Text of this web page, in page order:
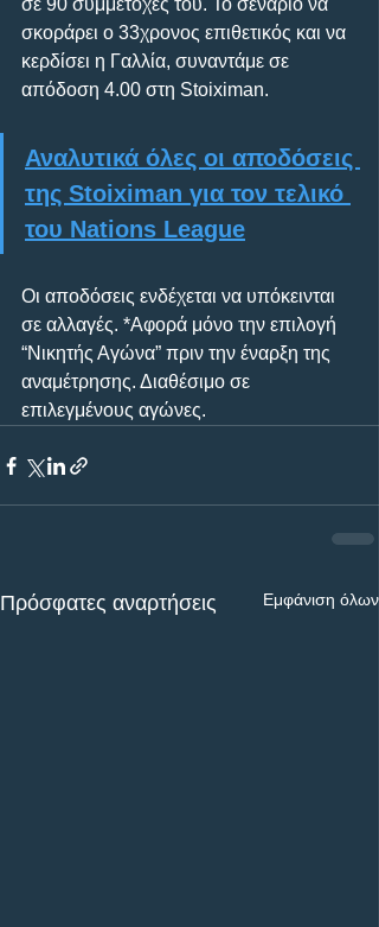
σε 90 συμμετοχές του. Το σενάριο να
σκοράρει ο 33χρονος επιθετικός και να
κερδίσει η Γαλλία, συναντάμε σε
απόδοση 4.00 στη Stoiximan.
Αναλυτικά όλες οι αποδόσεις
της Stoiximan για τον τελικό
του Nations League
Οι αποδόσεις ενδέχεται να υπόκεινται
σε αλλαγές. *Αφορά μόνο την επιλογή
“Νικητής Αγώνα” πριν την έναρξη της
αναμέτρησης. Διαθέσιμο σε
επιλεγμένους αγώνες.
Πρόσφατες αναρτήσεις Εμφάνιση όλων